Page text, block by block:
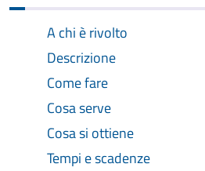
A chi è rivolto
Descrizione
Come fare
Cosa serve
Cosa si ottiene
Tempi e scadenze